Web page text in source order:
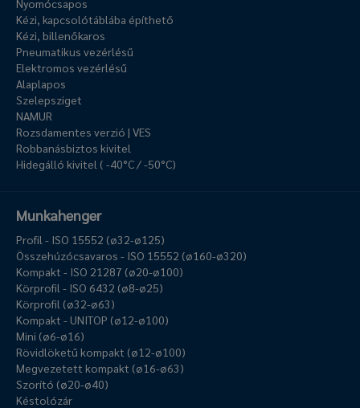
Nyomócsapos
Kézi, kapcsolótáblába építhető
Kézi, billenőkaros
Pneumatikus vezérlésű
Elektromos vezérlésű
Alaplapos
Szelepsziget
NAMUR
Rozsdamentes verzió | VES
Robbanásbiztos kivitel
Hidegálló kivitel ( -40°C / -50°C)
Munkahenger
Profil - ISO 15552 (ø32-ø125)
Összehúzócsavaros - ISO 15552 (ø160-ø320)
Kompakt - ISO 21287 (ø20-ø100)
Körprofil - ISO 6432 (ø8-ø25)
Körprofil (ø32-ø63)
Kompakt - UNITOP (ø12-ø100)
Mini (ø6-ø16)
Rövidlöketű kompakt (ø12-ø100)
Megvezetett kompakt (ø16-ø63)
Szorító (ø20-ø40)
Késtolózár